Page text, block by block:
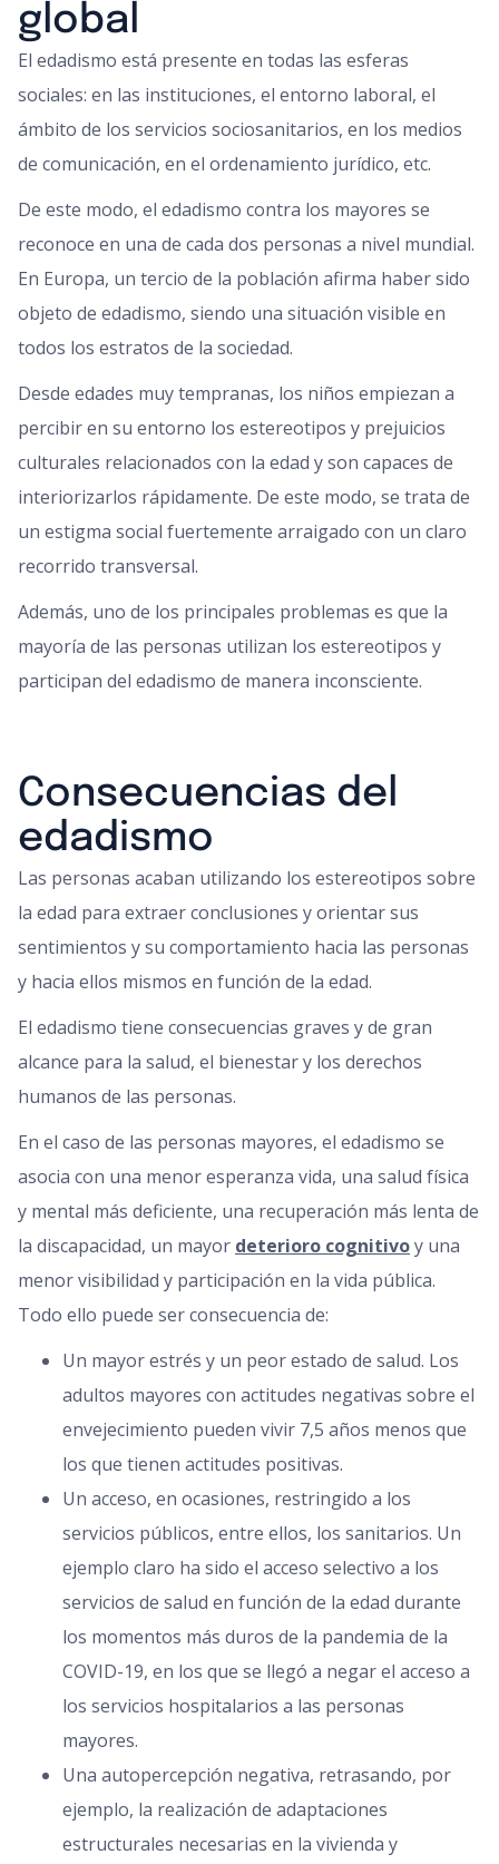
global
El edadismo está presente en todas las esferas
sociales: en las instituciones, el entorno laboral, el
ámbito de los servicios sociosanitarios, en los medios
de comunicación, en el ordenamiento jurídico, etc.
De este modo, el edadismo contra los mayores se
reconoce en una de cada dos personas a nivel mundial.
En Europa, un tercio de la población afirma haber sido
objeto de edadismo, siendo una situación visible en
todos los estratos de la sociedad.
Desde edades muy tempranas, los niños empiezan a
percibir en su entorno los estereotipos y prejuicios
culturales relacionados con la edad y son capaces de
interiorizarlos rápidamente. De este modo, se trata de
un estigma social fuertemente arraigado con un claro
recorrido transversal.
Además, uno de los principales problemas es que la
mayoría de las personas utilizan los estereotipos y
participan del edadismo de manera inconsciente.
Consecuencias del
edadismo
Las personas acaban utilizando los estereotipos sobre
la edad para extraer conclusiones y orientar sus
sentimientos y su comportamiento hacia las personas
y hacia ellos mismos en función de la edad.
El edadismo tiene consecuencias graves y de gran
alcance para la salud, el bienestar y los derechos
humanos de las personas.
En el caso de las personas mayores, el edadismo se
asocia con una menor esperanza vida, una salud física
y mental más deficiente, una recuperación más lenta de
la discapacidad, un mayor deterioro cognitivoy una
menor visibilidad y participación en la vida pública.
Todo ello puede ser consecuencia de:
Un mayor estrés y un peor estado de salud. Los
adultos mayores con actitudes negativas sobre el
envejecimiento pueden vivir 7,5 años menos que
los que tienen actitudes positivas.
Un acceso, en ocasiones, restringido a los
servicios públicos, entre ellos, los sanitarios. Un
ejemplo claro ha sido el acceso selectivo a los
servicios de salud en función de la edad durante
los momentos más duros de la pandemia de la
COVID-19, en los que se llegó a negar el acceso a
los servicios hospitalarios a las personas
mayores.
Una autopercepción negativa, retrasando, por
ejemplo, la realización de adaptaciones
estructurales necesarias en la vivienda y